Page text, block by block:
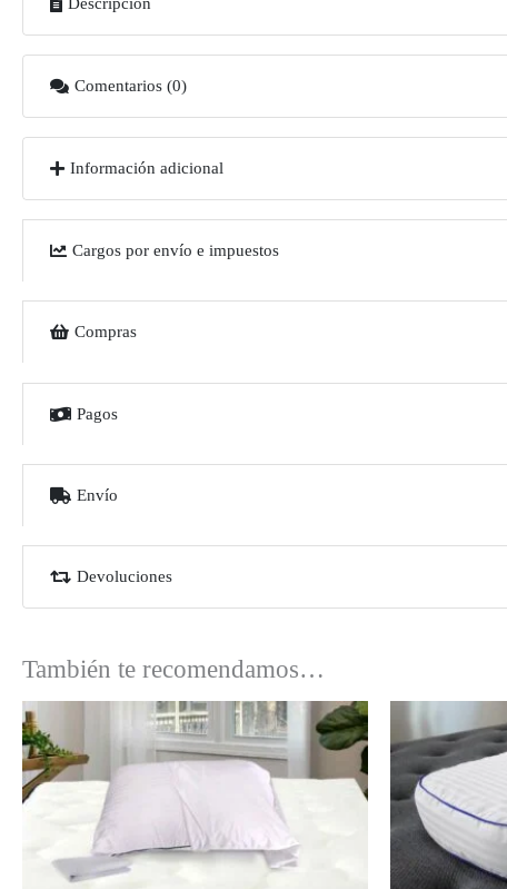
Descripción
Comentarios (0)
Información adicional
Cargos por envío e impuestos
Compras
Pagos
Envío
Devoluciones
También te recomendamos…